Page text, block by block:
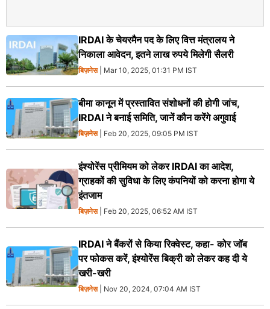
IRDAI के चेयरमैन पद के लिए वित्त मंत्रालय ने
निकाला आवेदन, इतने लाख रुपये मिलेगी सैलरी
बिज़नेस| Mar 10, 2025, 01:31 PM IST
बीमा कानून में प्रस्तावित संशोधनों की होगी जांच,
IRDAI ने बनाई समिति, जानें कौन करेंगे अगुवाई
बिज़नेस| Feb 20, 2025, 09:05 PM IST
इंश्योरेंस प्रीमियम को लेकर IRDAI का आदेश,
ग्राहकों की सुविधा के लिए कंपनियों को करना होगा ये
इंतजाम
बिज़नेस| Feb 20, 2025, 06:52 AM IST
IRDAI ने बैंकरों से किया रिक्वेस्ट, कहा- कोर जॉब
पर फोकस करें, इंश्योरेंस बिक्री को लेकर कह दी ये
खरी-खरी
बिज़नेस| Nov 20, 2024, 07:04 AM IST